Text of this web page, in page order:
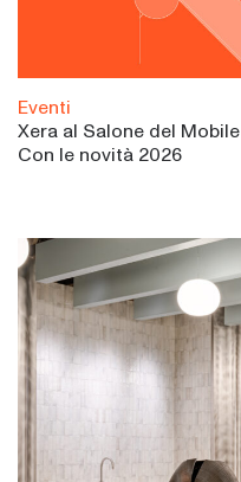
Eventi
Xera al Salone del Mobile
Con le novità 2026